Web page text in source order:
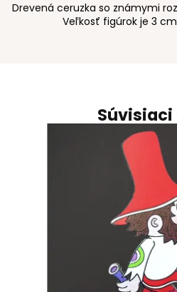
Drevená ceruzka so známymi
Veľkosť figúrok je 3